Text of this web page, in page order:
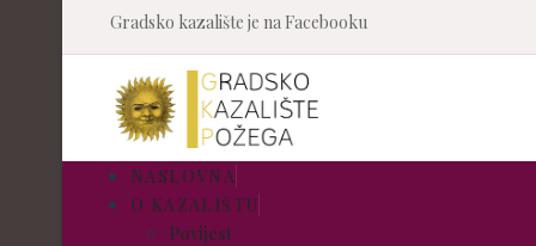
Gradsko kazalište je na Facebooku
NASLOVNA
O KAZALIŠTU
Povijest